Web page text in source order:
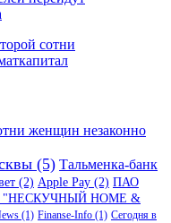
женщин незаконно
(5) Тальменка-банк
(2) Apple Pay (2) ПАО
HOME &
(1) Finanse-Info (1) Сегодня в